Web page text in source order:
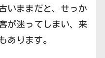
いままだと、せっか
が迷ってしまい、来
あります。